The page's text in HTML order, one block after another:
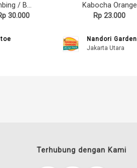
Manisan Blimbing / Belimbing Wuluh Asli DD1 (dedesatoe)
30.000
Kabocha Orange
Rp 23.000
Nandori Garden
Jakarta Utara
Terhubung dengan Kami